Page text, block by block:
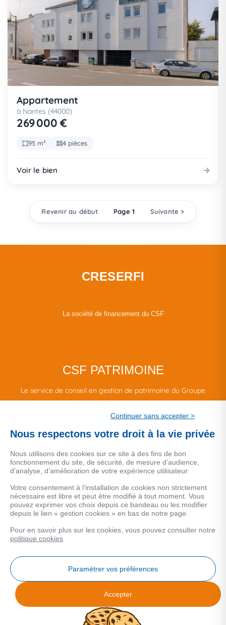
Appartement
à Nantes (44000)
269 000 €
95 m² 4 pièces
Voir le bien
Revenir au début Page 1 Suivante >
CRESERFI
La société de financement du CSF
CSF PATRIMOINE
Le service de conseil en gestion de patrimoine du Groupe
MENTIONS LEGALES
Données personnelles
COOKIES
Analyse des performances
© 2026 Facilogi - Solutions en stratégie et intelligence immobilière
Continuer sans accepter >
Nous respectons votre droit à la vie privée
Nous utilisons des cookies sur ce site à des fins de bon
fonctionnement du site, de sécurité, de mesure d’audience,
d’analyse, d’amélioration de votre expérience utilisateur.
Votre consentement à l’installation de cookies non strictement
nécessaire est libre et peut être modifié à tout moment. Vous
pouvez exprimer vos choix depuis ce bandeau ou les modifier
depuis le lien « gestion cookies » en bas de notre page.
Pour en savoir plus sur les cookies, vous pouvez consulter notre
politique cookies
Paramétrer vos préférences
Accepter